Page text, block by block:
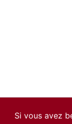
Si vous avez